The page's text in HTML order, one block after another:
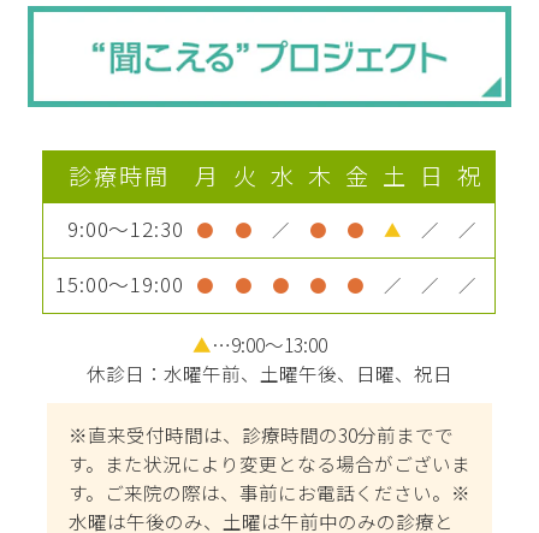
診療時間 月 火 水 木 金 土 日 祝
9:00～12:30 ● ● ／ ● ● ▲ ／ ／
15:00～19:00 ● ● ● ● ● ／ ／ ／
▲…9:00～13:00
休診日：水曜午前、土曜午後、日曜、祝日
※直来受付時間は、診療時間の30分前までで
す。また状況により変更となる場合がございま
す。ご来院の際は、事前にお電話ください。※
水曜は午後のみ、土曜は午前中のみの診療と